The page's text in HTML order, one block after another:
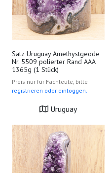
Satz Uruguay Amethystgeode
Nr. 5509 polierter Rand AAA
1365g (1 Stück)
Preis nur für Fachleute, bitte
registrieren oder einloggen.
Uruguay